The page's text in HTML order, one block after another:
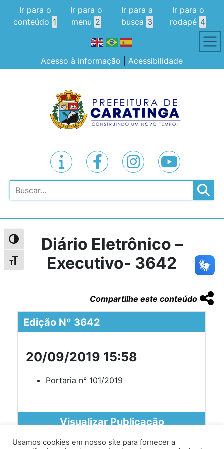
Alternar alto contraste
Alternar tamanho da fonte
Ir para o
conteúdo 1
Ir para o
menu 2
Ir para a
busca 3
Ir para o
rodapé 4
Acesso à informação Acessibilidade
Pesquisar
Diário Eletrônico –
Executivo- 3642
Compartilhe este conteúdo
Edição Nº 3642
20/09/2019 15:58
Portaria n° 101/2019
Visualizar Publicação
Usamos cookies em nosso site para fornecer a